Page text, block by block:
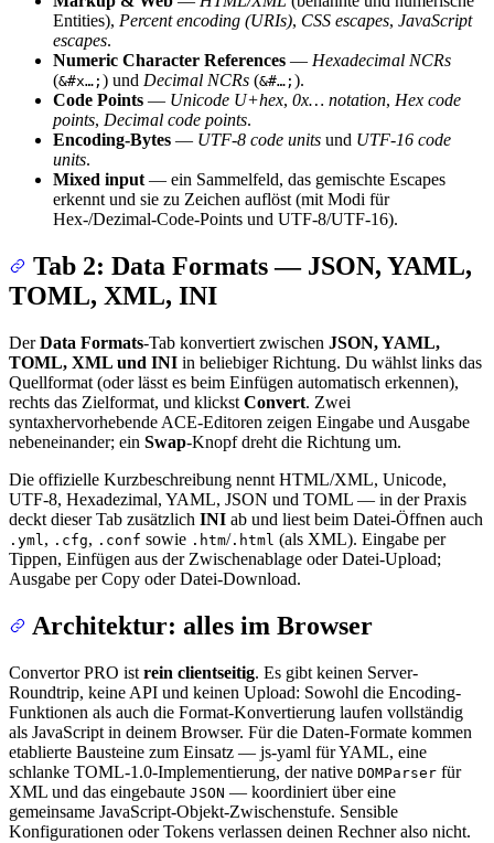
Entities), Percent encoding (URIs), CSS escapes, JavaScript
escapes.
Numeric Character References — Hexadecimal NCRs
(&#x…; ) und Decimal NCRs (&#…; ).
Code Points — Unicode U+hex, 0x… notation, Hex code
points, Decimal code points.
Encoding-Bytes — UTF-8 code units und UTF-16 code
units.
Mixed input— ein Sammelfeld, das gemischte Escapes
erkennt und sie zu Zeichen auflöst (mit Modi für
Hex-/Dezimal-Code-Points und UTF-8/UTF-16).
Tab 2: Data Formats — JSON, YAML,
TOML, XML, INI
DerData Formats-Tab konvertiert zwischen JSON, YAML,
TOML, XML und INI in beliebiger Richtung. Du wählst links das
Quellformat (oder lässt es beim Einfügen automatisch erkennen),
rechts das Zielformat, und klickst Convert. Zwei
syntaxhervorhebende ACE-Editoren zeigen Eingabe und Ausgabe
nebeneinander; ein Swap-Knopf dreht die Richtung um.
Die offizielle Kurzbeschreibung nennt HTML/XML, Unicode,
UTF-8, Hexadezimal, YAML, JSON und TOML — in der Praxis
deckt dieser Tab zusätzlich INI ab und liest beim Datei-Öffnen auch
.yml, .cfg, .conf sowie .htm/ .html (als XML). Eingabe per
Tippen, Einfügen aus der Zwischenablage oder Datei-Upload;
Ausgabe per Copy oder Datei-Download.
Architektur: alles im Browser
Convertor PRO ist rein clientseitig. Es gibt keinen Server-
Roundtrip, keine API und keinen Upload: Sowohl die Encoding-
Funktionen als auch die Format-Konvertierung laufen vollständig
als JavaScript in deinem Browser. Für die Daten-Formate kommen
etablierte Bausteine zum Einsatz — js-yaml für YAML, eine
schlanke TOML-1.0-Implementierung, der native DOMParser für
XML und das eingebaute JSON — koordiniert über eine
gemeinsame JavaScript-Objekt-Zwischenstufe. Sensible
Konfigurationen oder Tokens verlassen deinen Rechner also nicht.